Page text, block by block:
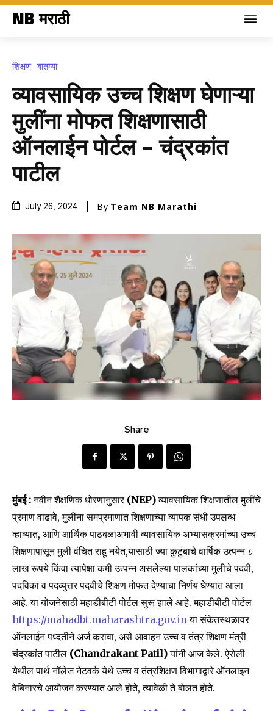
NB मराठी
शिक्षण बातम्या
व्यावसायिक उच्च शिक्षण घेणाऱ्या
मुलींना मोफत शिक्षणासाठी
ऑनलाईन पोर्टल – चंद्रकांत
पाटील
July 26, 2024 By Team NB Marathi
Share
मुंबई :नवीन शैक्षणिक धोरणानुसार(NEP)व्यावसायिक शिक्षणातील मुलींचे
प्रमाण वाढावे, मुलींना समप्रमाणात शिक्षणाच्या व्यापक संधी उपलब्ध
व्हाव्यात, आणि आर्थिक पाठबळाअभावी व्यावसायिक अभ्यासक्रमांच्या उच्च
शिक्षणापासून मुली वंचित राहू नयेत,यासाठी ज्या कुटुंबाचे वार्षिक उत्पन्न ८
लाख रूपये किंवा त्यापेक्षा कमी उत्पन्न असलेल्या पालकांच्या मुलीचे पदवी,
पदविका व पदव्युत्तर पदवीचे शिक्षण मोफत देण्याचा निर्णय घेण्यात आला
आहे. या योजनेसाठी महाडीबीटी पोर्टल सुरू झाले आहे. महाडीबीटी पोर्टल
https://mahadbt.maharashtra.gov.inया संकेतस्थळावर
ऑनलाईन पध्दतीने अर्ज करावा, असे आवाहन उच्च व तंत्र शिक्षण मंत्री
चंद्रकांत पाटील (Chandrakant Patil)यांनी आज केले. ऐरोली
येथील पार्थ नॉलेज नेटवर्क येथे उच्च व तंत्रशिक्षण विभागाद्वारे ऑनलाइन
वेबिनारचे आयोजन करण्यात आले होते, त्यावेळी ते बोलत होते.